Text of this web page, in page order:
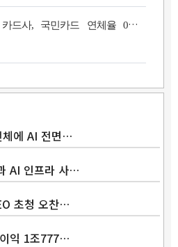
사, 국민카드 연체율 0%대
체에 AI 전면…
AI 인프라 사…
초청 오찬…
익 1조777…